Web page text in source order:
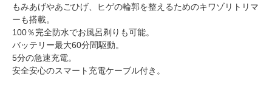
もみあげやあごひげ、ヒゲの輪郭を整えるためのキワゾリトリマ
ーも搭載。
100％完全防水でお風呂剃りも可能。
バッテリー最大60分間駆動。
5分の急速充電。
安全安心のスマート充電ケーブル付き。